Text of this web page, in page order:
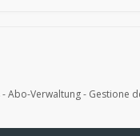
Abo-Verwaltung - Gestione